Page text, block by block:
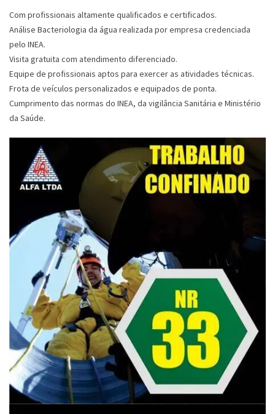
Com profissionais altamente qualificados e certificados.
Análise Bacteriologia da água realizada por empresa credenciada
pelo INEA.
Visita gratuita com atendimento diferenciado.
Equipe de profissionais aptos para exercer as atividades técnicas.
Frota de veículos personalizados e equipados de ponta.
Cumprimento das normas do INEA, da vigilância Sanitária e Ministério
da Saúde.